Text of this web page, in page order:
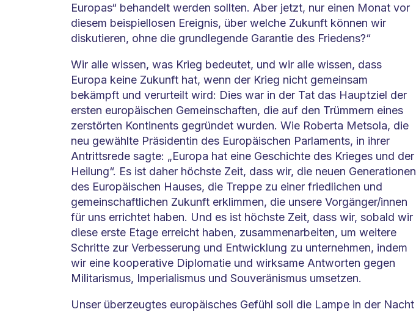
Europas“ behandelt werden sollten. Aber jetzt, nur einen Monat vor
diesem beispiellosen Ereignis, über welche Zukunft können wir
diskutieren, ohne die grundlegende Garantie des Friedens?“
Wir alle wissen, was Krieg bedeutet, und wir alle wissen, dass
Europa keine Zukunft hat, wenn der Krieg nicht gemeinsam
bekämpft und verurteilt wird: Dies war in der Tat das Hauptziel der
ersten europäischen Gemeinschaften, die auf den Trümmern eines
zerstörten Kontinents gegründet wurden. Wie Roberta Metsola, die
neu gewählte Präsidentin des Europäischen Parlaments, in ihrer
Antrittsrede sagte: „Europa hat eine Geschichte des Krieges und der
Heilung“. Es ist daher höchste Zeit, dass wir, die neuen Generationen
des Europäischen Hauses, die Treppe zu einer friedlichen und
gemeinschaftlichen Zukunft erklimmen, die unsere Vorgänger/innen
für uns errichtet haben. Und es ist höchste Zeit, dass wir, sobald wir
diese erste Etage erreicht haben, zusammenarbeiten, um weitere
Schritte zur Verbesserung und Entwicklung zu unternehmen, indem
wir eine kooperative Diplomatie und wirksame Antworten gegen
Militarismus, Imperialismus und Souveränismus umsetzen.
Unser überzeugtes europäisches Gefühl soll die Lampe in der Nacht